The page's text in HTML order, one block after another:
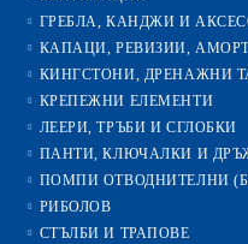
ГРЕБЛА, КАНДЖИ И
КАПАЦИ, РЕВИЗИИ,
КИНГСТОНИ, ДРЕНАЖНИ
КРЕПЕЖНИ ЕЛЕМЕНТИ
ЛЕЕРИ, ТРЪБИ И СГЛОБКИ
ПАНТИ, КЛЮЧАЛКИ И
ПОМПИ ОТВОДНИТЕЛНИ
РИБОЛОВ
СТЪЛБИ И ТРАПОВЕ